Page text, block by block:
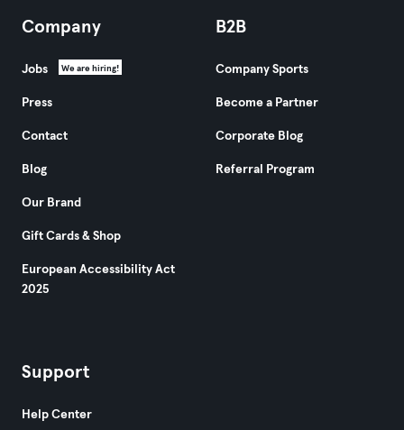
Company
Jobs We are hiring!
Press
Contact
Blog
Our Brand
Gift Cards & Shop
European Accessibility Act
2025
B2B
Company Sports
Become a Partner
Corporate Blog
Referral Program
Support
Help Center